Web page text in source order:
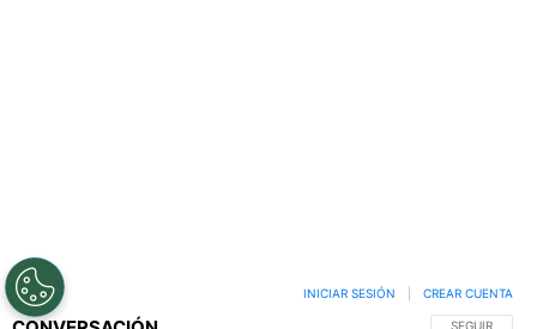
SIGA ESTA
SEGUIR
INICIAR SESIÓN CREAR CUENTA